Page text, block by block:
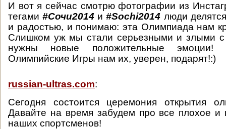
И вот я сейчас смотрю фотографии из
тегами#Сочи2014 и#Sochi2014 люди
и радостью, и понимаю: эта Олимпиада нам
Слишком уж мы стали серьезными и злыми
нужны новые положительные
Олимпийские Игры нам их, уверен, подарят!:)
russian-ultras.com:
Сегодня состоится церемония открытия
Давайте на время забудем про все плохое и
наших спортсменов!